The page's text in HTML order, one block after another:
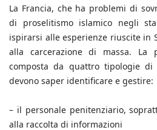
La Francia, che ha problemi di
di proselitismo islamico negli
ispirarsi alle esperienze riuscite in
alla carcerazione di massa. La
composta da quattro tipologie
devono saper identificare e gestire:
– il personale penitenziario,
alla raccolta di informazioni